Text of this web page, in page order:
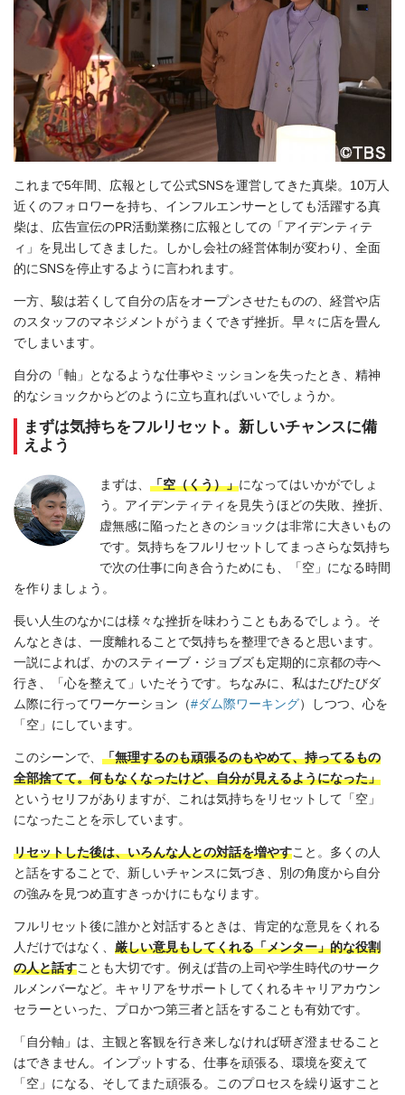
これまで5年間、広報として公式SNSを運営してきた真柴。10万人
近くのフォロワーを持ち、インフルエンサーとしても活躍する真
柴は、広告宣伝のPR活動業務に広報としての「アイデンティテ
ィ」を見出してきました。しかし会社の経営体制が変わり、全面
的にSNSを停止するように言われます。
一方、駿は若くして自分の店をオープンさせたものの、経営や店
のスタッフのマネジメントがうまくできず挫折。早々に店を畳ん
でしまいます。
自分の「軸」となるような仕事やミッションを失ったとき、精神
的なショックからどのように立ち直ればいいでしょうか。
まずは気持ちをフルリセット。新しいチャンスに備
えよう
まずは、 「空（くう）」になってはいかがでしょ
う。アイデンティティを見失うほどの失敗、挫折、
虚無感に陥ったときのショックは非常に大きいもの
です。気持ちをフルリセットしてまっさらな気持ち
で次の仕事に向き合うためにも、「空」になる時間
を作りましょう。
長い人生のなかには様々な挫折を味わうこともあるでしょう。そ
んなときは、一度離れることで気持ちを整理できると思います。
一説によれば、かのスティーブ・ジョブズも定期的に京都の寺へ
行き、「心を整えて」いたそうです。ちなみに、私はたびたびダ
ム際に行ってワーケーション（#ダム際ワーキング）しつつ、心を
「空」にしています。
このシーンで、 「無理するのも頑張るのもやめて、持ってるもの
全部捨てて。何もなくなったけど、自分が見えるようになった」
というセリフがありますが、これは気持ちをリセットして「空」
になったことを示しています。
リセットした後は、いろんな人との対話を増やすこと。多くの人
と話をすることで、新しいチャンスに気づき、別の角度から自分
の強みを見つめ直すきっかけにもなります。
フルリセット後に誰かと対話するときは、肯定的な意見をくれる
人だけではなく、 厳しい意見もしてくれる「メンター」的な役割
の人と話すことも大切です。例えば昔の上司や学生時代のサーク
ルメンバーなど。キャリアをサポートしてくれるキャリアカウン
セラーといった、プロかつ第三者と話をすることも有効です。
「自分軸」は、主観と客観を行き来しなければ研ぎ澄ませること
はできません。インプットする、仕事を頑張る、環境を変えて
「空」になる、そしてまた頑張る。このプロセスを繰り返すこと